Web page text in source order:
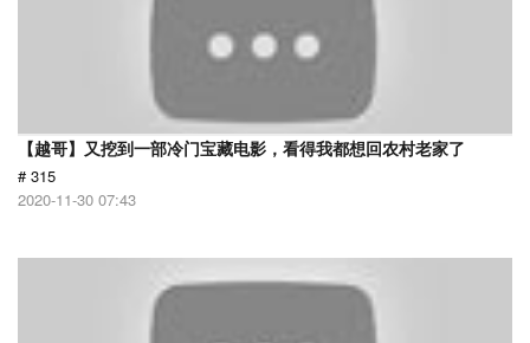
【越哥】又挖到一部冷门宝藏电影，看得我都想回农村老家了
# 315
2020-11-30 07:43